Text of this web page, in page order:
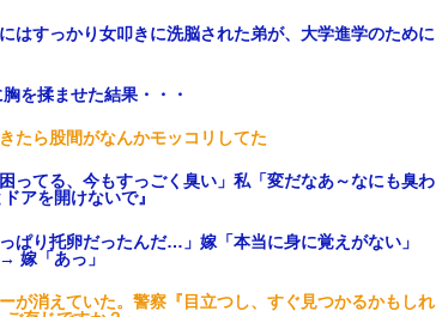
はすっかり女叩きに洗脳された弟が、大学進学のために
を揉ませた結果・・・
たら股間がなんかモッコリしてた
ってる、今もすっごく臭い」私「変だなあ～なにも臭わ
アを開けないで』
ぱり托卵だったんだ…」嫁「本当に身に覚えがない」
嫁「あっ」
が消えていた。警察『目立つし、すぐ見つかるかもしれ